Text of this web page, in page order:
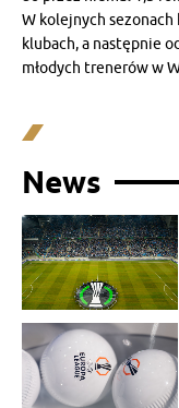
W kolejnych
klubach, a następnie
młodych trenerów w
News